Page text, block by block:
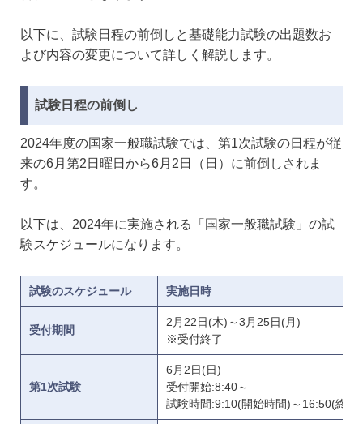
以下に、試験日程の前倒しと基礎能力試験の出題数お
よび内容の変更について詳しく解説します。
試験日程の前倒し
2024年度の国家一般職試験では、第1次試験の日程が従
来の6月第2日曜日から6月2日（日）に前倒しされま
す。
以下は、2024年に実施される「国家一般職試験」の試
験スケジュールになります。
試験のスケジュール 実施日時
受付期間
2月22日(木)～3月25日(月)
※受付終了
第1次試験
6月2日(日)
受付開始:8:40～
試験時間:9:10(開始時間)～16:50(終了